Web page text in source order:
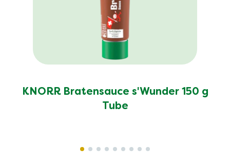
KNORR Bratensauce s'Wunder 150 g
Tube